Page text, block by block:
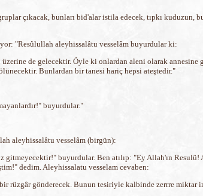
çıkacak, bunları bid'alar istila edecek, tıpkı kuduzun,
"Resûlullah aleyhissalâtu vesselâm buyurdular ki:
de gelecektir. Öyle ki onlardan aleni olarak
Bunlardan bir tanesi hariç hepsi ateştedir."
buyurdular."
aleyhissalâtu vesselâm (birgün):
gitmeyecektir!" buyurdular. Ben atılıp: "Ey Allah'ın
dedim. Aleyhissalatu vesselam cevaben:
rüzgâr gönderecek. Bunun tesiriyle kalbinde zerrre